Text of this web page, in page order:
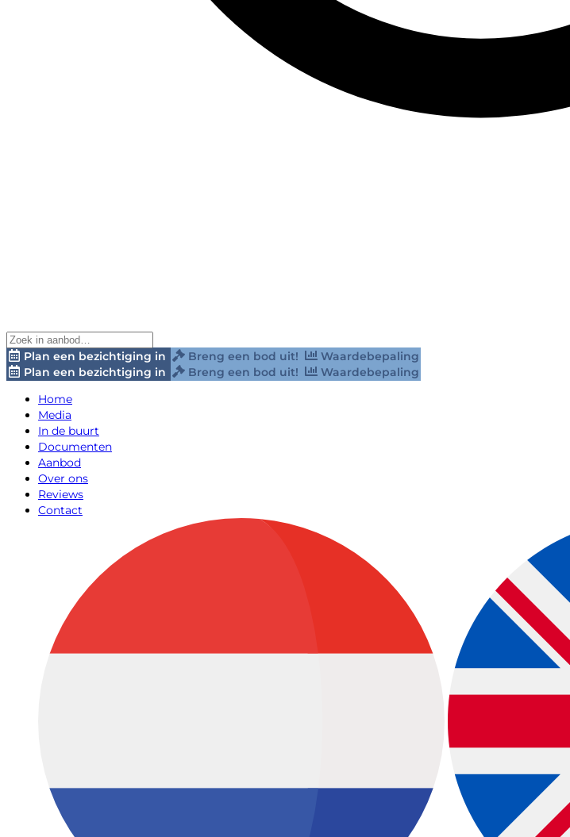
Plan een bezichtiging in Breng een bod uit!
Waardebepaling
Plan een bezichtiging in
Breng een bod uit!
Waardebepaling
Home
Media
In de buurt
Documenten
Aanbod
Over ons
Reviews
Contact